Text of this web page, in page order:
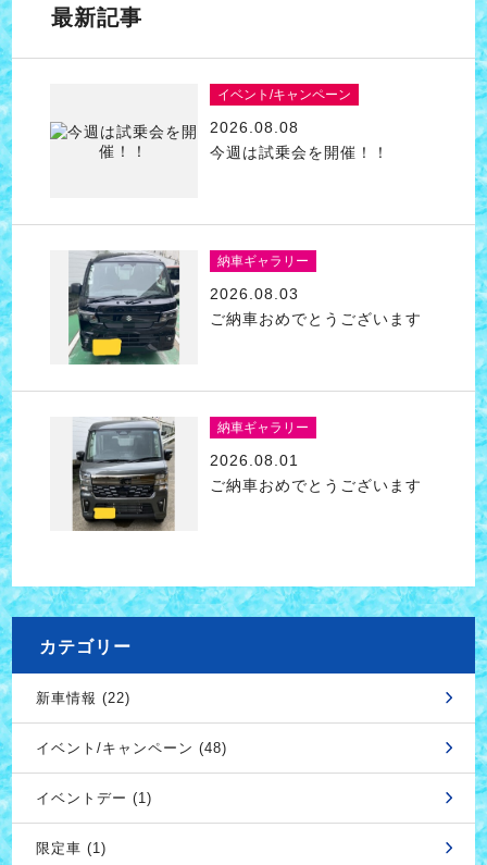
最新記事
イベント/キャンペーン
2026.08.08
今週は試乗会を開催！！
納車ギャラリー
2026.08.03
ご納車おめでとうございます
納車ギャラリー
2026.08.01
ご納車おめでとうございます
カテゴリー
新車情報 (22)
イベント/キャンペーン (48)
イベントデー (1)
限定車 (1)